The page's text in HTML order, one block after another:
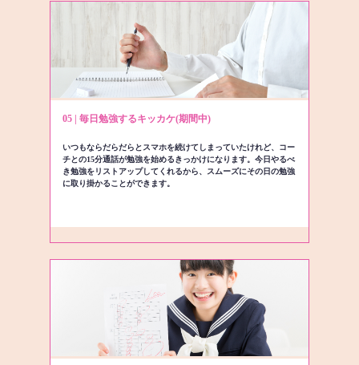
05 | 毎日勉強するキッカケ(期間中)
いつもならだらだらとスマホを続けてしまっていたけれど、コー
チとの15分通話が勉強を始めるきっかけになります。今日やるべ
き勉強をリストアップしてくれるから、スムーズにその日の勉強
に取り掛かることができます。